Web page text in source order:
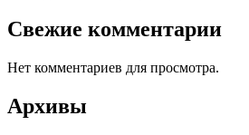
Свежие комментарии
Нет комментариев для просмотра.
Архивы